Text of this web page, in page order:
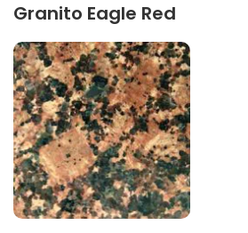
Granito Eagle Red